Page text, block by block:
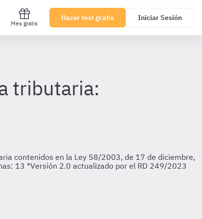
Mes gratis
Hacer test gratis Iniciar Sesión
tributaria:
contenidos en la Ley 58/2003, de 17 de diciembre,
13 *Versión 2.0 actualizado por el RD 249/2023